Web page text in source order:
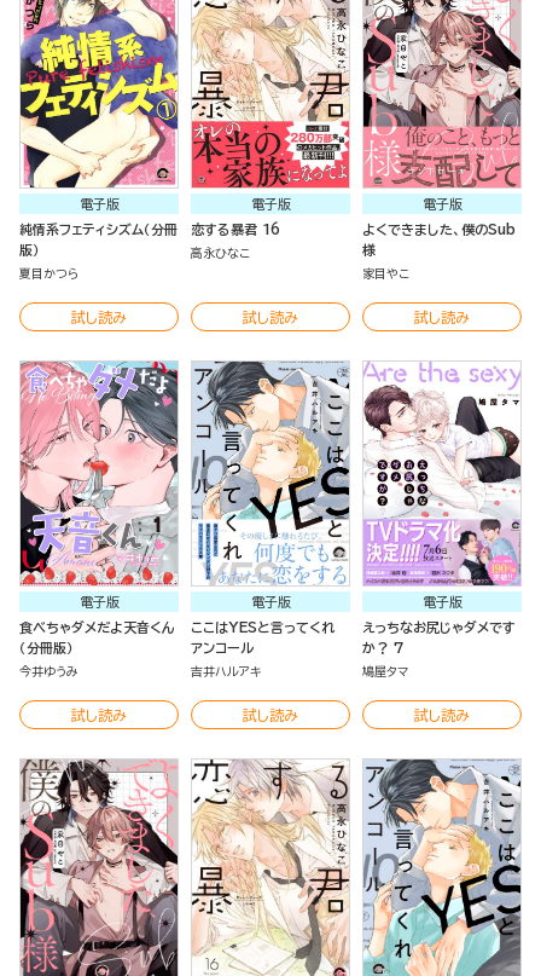
電子版
純情系フェティシズム（分冊
版）
夏目かつら
試し読み
電子版
恋する暴君 16
高永ひなこ
試し読み
電子版
よくできました、僕のSub
様
家目やこ
試し読み
電子版
食べちゃダメだよ天音くん
（分冊版）
今井ゆうみ
試し読み
電子版
ここはYESと言ってくれ
アンコール
吉井ハルアキ
試し読み
電子版
えっちなお尻じゃダメです
か？ 7
鳩屋タマ
試し読み